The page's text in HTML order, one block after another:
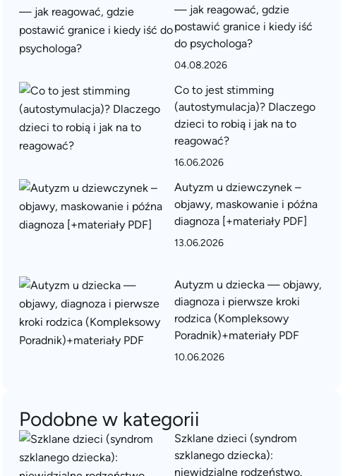
— jak reagować, gdzie
postawić granice i kiedy iść
do psychologa?
04.08.2026
Co to jest stimming
(autostymulacja)? Dlaczego
dzieci to robią i jak na to
reagować?
16.06.2026
Autyzm u dziewczynek –
objawy, maskowanie i późna
diagnoza [+materiały PDF]
13.06.2026
Autyzm u dziecka — objawy,
diagnoza i pierwsze kroki
rodzica (Kompleksowy
Poradnik)+materiały PDF
10.06.2026
Podobne w kategorii
Szklane dzieci (syndrom
szklanego dziecka):
niewidzialne rodzeństwo.